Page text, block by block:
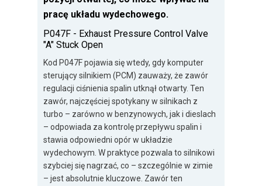
pracę układu wydechowego.
P047F - Exhaust Pressure Control Valve
"A" Stuck Open
Kod P047F pojawia się wtedy, gdy komputer
sterujący silnikiem (PCM) zauważy, że zawór
regulacji ciśnienia spalin utknął otwarty. Ten
zawór, najczęściej spotykany w silnikach z
turbo – zarówno w benzynowych, jak i dieslach
– odpowiada za kontrolę przepływu spalin i
stawia odpowiedni opór w układzie
wydechowym. W praktyce pozwala to silnikowi
szybciej się nagrzać, co – szczególnie w zimie
– jest absolutnie kluczowe. Zawór ten